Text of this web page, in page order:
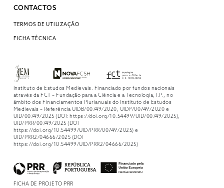
CONTACTOS
TERMOS DE UTILIZAÇÃO
FICHA TÉCNICA
Instituto de Estudos Medievais. Financiado por fundos nacionais
através da FCT – Fundação para a Ciência e a Tecnologia, I.P., no
âmbito dos Financiamentos Plurianuais do Instituto de Estudos
Medievais – Referência UIDB/00749/2020, UIDP/00749/2020 e
UID/00749/2025 (DOI: https://doi.org/10.54499/UID/00749/2025),
UID/PRR/00749/2025 (DOI
https://doi.org/10.54499/UID/PRR/00749/2025) e
UID/PRR2/04666/2025 (DOI
https://doi.org/10.54499/UID/PRR2/04666/2025)
FICHA DE PROJETO PRR